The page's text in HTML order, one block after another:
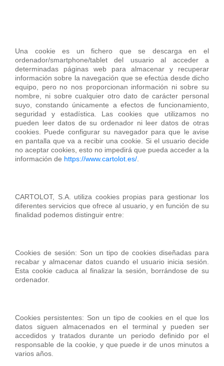
Una cookie es un fichero que se descarga en el
ordenador/smartphone/tablet del usuario al acceder a
determinadas páginas web para almacenar y recuperar
información sobre la navegación que se efectúa desde dicho
equipo, pero no nos proporcionan información ni sobre su
nombre, ni sobre cualquier otro dato de carácter personal
suyo, constando únicamente a efectos de funcionamiento,
seguridad y estadística. Las cookies que utilizamos no
pueden leer datos de su ordenador ni leer datos de otras
cookies. Puede configurar su navegador para que le avise
en pantalla que va a recibir una cookie. Si el usuario decide
no aceptar cookies, esto no impedirá que pueda acceder a la
información de https://www.cartolot.es/.
CARTOLOT, S.A. utiliza cookies propias para gestionar los
diferentes servicios que ofrece al usuario, y en función de su
finalidad podemos distinguir entre:
Cookies de sesión: Son un tipo de cookies diseñadas para
recabar y almacenar datos cuando el usuario inicia sesión.
Esta cookie caduca al finalizar la sesión, borrándose de su
ordenador.
Cookies persistentes: Son un tipo de cookies en el que los
datos siguen almacenados en el terminal y pueden ser
accedidos y tratados durante un periodo definido por el
responsable de la cookie, y que puede ir de unos minutos a
varios años.